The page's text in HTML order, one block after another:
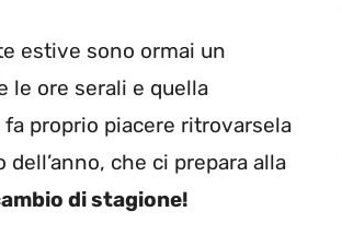
estive sono ormai un
le ore serali e quella
proprio piacere ritrovarsela
che ci prepara alla
di stagione!